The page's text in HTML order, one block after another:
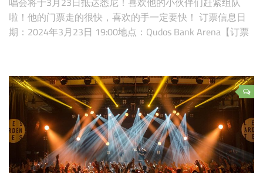
啦！他的门票走的很快，喜欢的手一定要快！ 订票信息日
期：2024年3月23日 19:00地点：Qudos Bank Arena【订票